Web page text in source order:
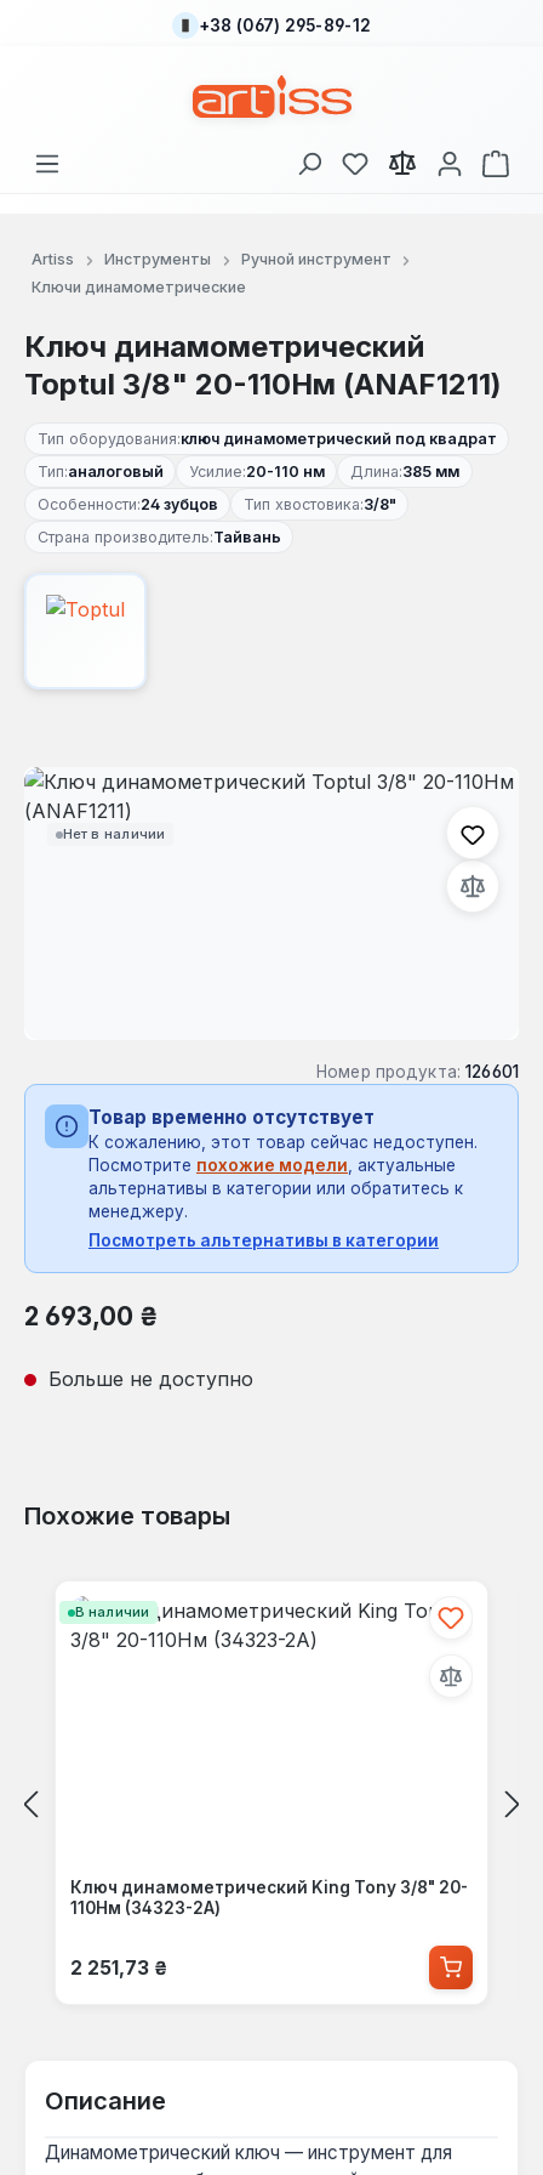
Перейти к основному содержанию
+38 (067) 295-89-12
У вас есть товары
В
Artiss Инструменты
Ручной инструмент
Ключи динамометрические
Ключ динамометрический
Toptul 3/8" 20-110Нм (ANAF1211)
Тип оборудования:ключ динамометрический под квадрат
Тип:аналоговый Усилие:20-110 нм Длина:385 мм
Особенности:24 зубцов Тип хвостовика:3/8"
Страна производитель:Тайвань
Нет в наличии
Пропустить галерею изображений
Номер продукта: 126601
Товар временно отсутствует
К сожалению, этот товар сейчас недоступен.
Посмотрите похожие модели, актуальные
альтернативы в категории или обратитесь к
менеджеру.
Посмотреть альтернативы в категории
Обычная цена:
2 693,00 ₴
Больше не доступно
Похожие товары
В наличии
Ключ динамометрический King Tony 3/8" 20-
110Нм (34323-2A)
Обычная цена:
2 251,73 ₴
Описание
Динамометрический ключ — инструмент для